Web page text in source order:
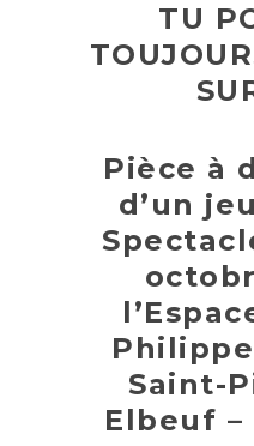
TU
Pièce à
d’un
Saint-
Elbeuf –